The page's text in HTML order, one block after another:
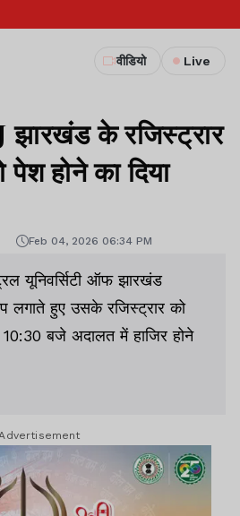
वीडियो Live
झारखंड के रजिस्ट्रार
होने का दिया
Feb 04, 2026 06:34 PM
यूनिवर्सिटी ऑफ झारखंड
लगाते हुए उसके रजिस्ट्रार को
बजे अदालत में हाजिर होने